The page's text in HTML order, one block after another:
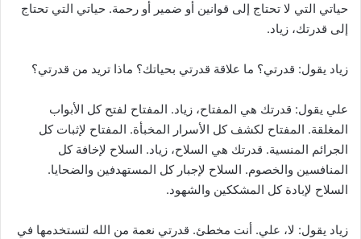
حياتي التي لا تحتاج إلى قوانين أو ضمير أو رحمة. حياتي التي تحتاج
إلى قدرتك، زياد.
زياد يقول: قدرتي؟ ما علاقة قدرتي بحياتك؟ ماذا تريد من قدرتي؟
علي يقول: قدرتك هي المفتاح، زياد. المفتاح لفتح كل الأبواب
المغلقة. المفتاح لكشف كل الأسرار المخبأة. المفتاح لإثبات كل
الجرائم المنسية. قدرتك هي السلاح، زياد. السلاح لإخافة كل
المنافسين والخصوم. السلاح لإجبار كل المستهدفين والضحايا.
السلاح لإبادة كل المشككين والشهود.
زياد يقول: لا، علي. أنت مخطئ. قدرتي نعمة من الله لتستخدمها في